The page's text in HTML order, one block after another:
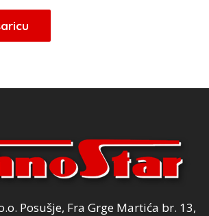
32,30 KM.
Posušje, Fra Grge Martića br. 13,